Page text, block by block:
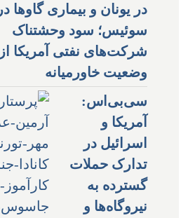
در یونان و بیماری گاوها در
سوئیس؛ سود وحشتناک
شرکت‌های نفتی آمریکا از
وضعیت خاورمیانه
سی‌بی‌اس:
آمریکا و
اسرائیل در
تدارک حملات
گسترده به
نیروگاه‌ها و